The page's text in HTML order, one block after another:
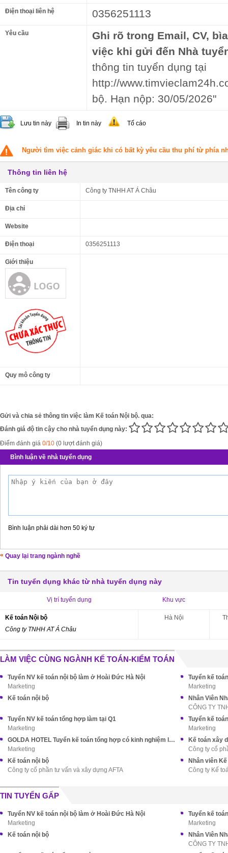
Điện thoại liên hệ 0356251113
Yêu cầu
Ghi rõ trong Email, CV,
việc khi gửi đến Nhà
thông tin tuyển dụng tại
http://
bộ. Hạn nộp: 30/05/2026"
Lưu tin này In tin này Tố cáo
Người tìm việc cảnh giác khi có bất kỳ yêu cầu thu phí từ phía
Thông tin liên hệ
Tên công ty Công ty TNHH AT Á Châu
Địa chỉ
Website
Điện thoại 0356251113
Giới thiệu
Quy mô công ty
Gửi và chia sẻ thông tin việc làm Kế toán Nội bộ. qua:
Đánh giá độ tin cậy cho nhà tuyển dụng này:
Điểm đánh giá 0/10 (0 lượt đánh giá)
Bình luận về nhà tuyển dụng
Bình luận phải dài hơn 50 ký tự
Quay lại trang ngành nghề
Tin tuyển dụng khác từ nhà tuyển dụng này
Vị trí tuyển dụng Khu vực
Kế toán Nội bộ
Công ty TNHH AT Á Châu
Hà Nội
LÀM VIỆC CÙNG NGÀNH KẾ TOÁN-KIỂM TOÁN
Tuyển NV kế toán nội bộ làm ở Hoài Đức Hà Nội
Marketing
Tuyển kế
Marketing
Kế toán nội bộ
Nhân Viên
CÔNG TY
Tuyển NV kế toán tổng hợp làm tại Q1
Marketing
Tuyển kế
Marketing
GOLDA HOTEL Tuyển kế toán tổng hợp có kinh nghiệm làm ở Q5
Marketing
Kế toán xây
Công ty cổ
Kế toán nội bộ
Công ty cổ phần tư vấn và xây dựng AFTA
Nhân viên
Công ty Kế
TIN TUYỂN GẤP
Tuyển NV kế toán nội bộ làm ở Hoài Đức Hà Nội
Marketing
Tuyển kế
Marketing
Kế toán nội bộ
Nhân Viên
CÔNG TY